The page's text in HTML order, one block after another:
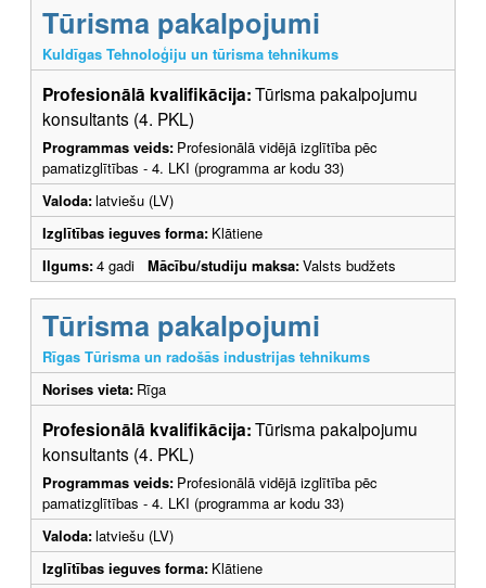
Tūrisma pakalpojumi
Kuldīgas Tehnoloģiju un tūrisma tehnikums
Profesionālā kvalifikācija:Tūrisma pakalpojumu
konsultants (4. PKL)
Programmas veids: Profesionālā vidējā izglītība pēc
pamatizglītības - 4. LKI (programma ar kodu 33)
Valoda:latviešu (LV)
Izglītības ieguves forma: Klātiene
Ilgums:4 gadi Mācību/studiju maksa:Valsts budžets
Tūrisma pakalpojumi
Rīgas Tūrisma un radošās industrijas tehnikums
Norises vieta: Rīga
Profesionālā kvalifikācija:Tūrisma pakalpojumu
konsultants (4. PKL)
Programmas veids: Profesionālā vidējā izglītība pēc
pamatizglītības - 4. LKI (programma ar kodu 33)
Valoda:latviešu (LV)
Izglītības ieguves forma: Klātiene